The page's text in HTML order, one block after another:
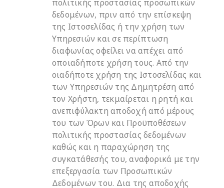
πολιτικής προστασίας προσωπικών
δεδομένων, πριν από την επίσκεψη
της Ιστοσελίδας ή την χρήση των
Υπηρεσιών και σε περίπτωση
διαφωνίας οφείλει να απέχει από
οποιαδήποτε χρήση τους. Από την
οιαδήποτε χρήση της Ιστοσελίδας και
των Υπηρεσιών της Δημητρέση από
τον Χρήστη, τεκμαίρεται η ρητή και
ανεπιφύλακτη αποδοχή από μέρους
του των Όρων και Προϋποθέσεων
πολιτικής προστασίας δεδομένων
καθώς και η παραχώρηση της
συγκατάθεσής του, αναφορικά με την
επεξεργασία των Προσωπικών
Δεδομένων του. Δια της αποδοχής